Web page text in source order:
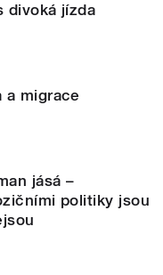
divoká jízda
a migrace
jásá –
politiky jsou